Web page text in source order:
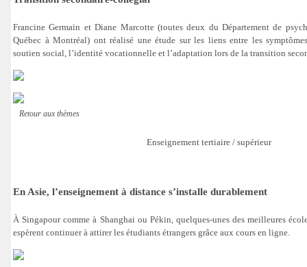
Francine Germain et Diane Marcotte (toutes deux du Département de
Québec à Montréal) ont réalisé une étude sur les liens entre les
soutien social, l’identité vocationnelle et l’adaptation lors de la transition
Retour aux thèmes
Enseignement tertiaire / supérieur
En Asie, l’enseignement à distance s’installe durablement
À Singapour comme à Shanghai ou Pékin, quelques-unes des meilleures
espèrent continuer à attirer les étudiants étrangers grâce aux cours en ligne.